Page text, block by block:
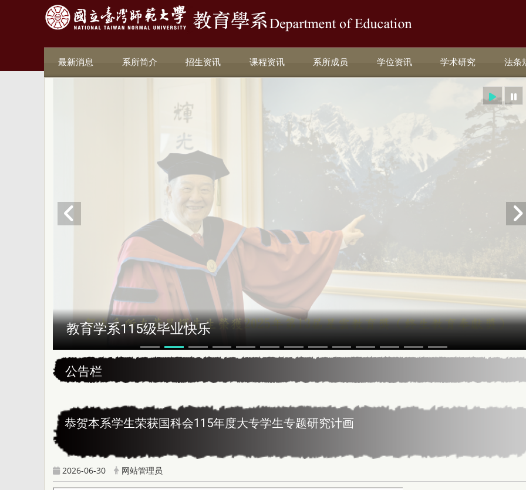
最新消息 系所简介 招生资讯 课程资讯 系所成员 学位资讯 学术研究 法条
恭贺本系所友黄昆辉先生荣获2025年13届星云教育奖
公告栏
恭贺本系学生荣获国科会115年度大专学生专题研究计画
2026-06-30 网站管理员